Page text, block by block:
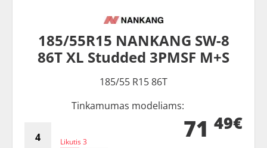
185/55R15 NANKANG SW-8
86T XL Studded 3PMSF M+S
185/55 R15 86T
Tinkamumas modeliams:
Likutis 3 71 49€